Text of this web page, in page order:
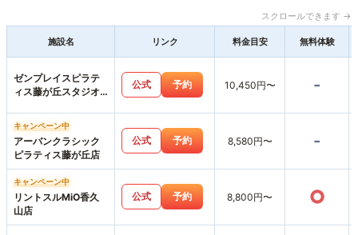
スクロールできます →
施設名 リンク 料金目安 無料体験
ゼンプレイスピラテ
ィス藤が丘スタジオ
公式 予約 10,450円〜 -
キャンペーン中
アーバンクラシック
ピラティス藤が丘店
公式 予約 8,580円〜 -
キャンペーン中
リントスルMiO香久
山店
公式 予約 8,800円〜 ○